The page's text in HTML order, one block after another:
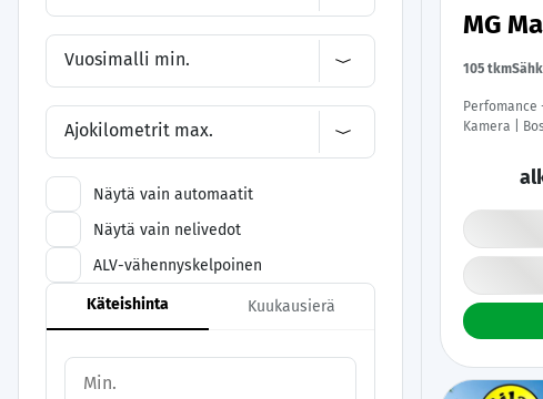
Vuosimalli min.
Ajokilometrit max.
Näytä vain automaatit
Näytä vain nelivedot
ALV-vähennyskelpoinen
Käteishinta Kuukausierä
MG
105 tkm
Perfomance
Kamera |
Kahdet